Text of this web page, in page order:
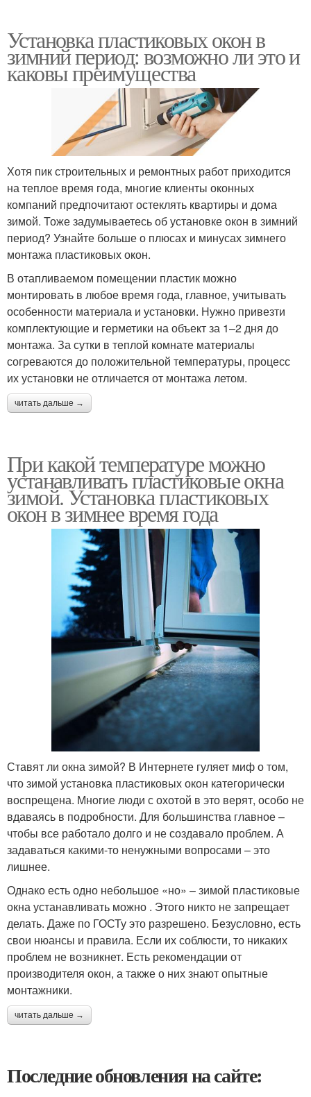
Установка пластиковых окон в
зимний период: возможно ли это и
каковы преимущества
Хотя пик строительных и ремонтных работ приходится
на теплое время года, многие клиенты оконных
компаний предпочитают остеклять квартиры и дома
зимой. Тоже задумываетесь об установке окон в зимний
период? Узнайте больше о плюсах и минусах зимнего
монтажа пластиковых окон.
В отапливаемом помещении пластик можно
монтировать в любое время года, главное, учитывать
особенности материала и установки. Нужно привезти
комплектующие и герметики на объект за 1–2 дня до
монтажа. За сутки в теплой комнате материалы
согреваются до положительной температуры, процесс
их установки не отличается от монтажа летом.
читать дальше →
При какой температуре можно
устанавливать пластиковые окна
зимой. Установка пластиковых
окон в зимнее время года
Ставят ли окна зимой? В Интернете гуляет миф о том,
что зимой установка пластиковых окон категорически
воспрещена. Многие люди с охотой в это верят, особо не
вдаваясь в подробности. Для большинства главное –
чтобы все работало долго и не создавало проблем. А
задаваться какими-то ненужными вопросами – это
лишнее.
Однако есть одно небольшое «но» – зимой пластиковые
окна устанавливать можно . Этого никто не запрещает
делать. Даже по ГОСТу это разрешено. Безусловно, есть
свои нюансы и правила. Если их соблюсти, то никаких
проблем не возникнет. Есть рекомендации от
производителя окон, а также о них знают опытные
монтажники.
читать дальше →
Последние обновления на сайте: